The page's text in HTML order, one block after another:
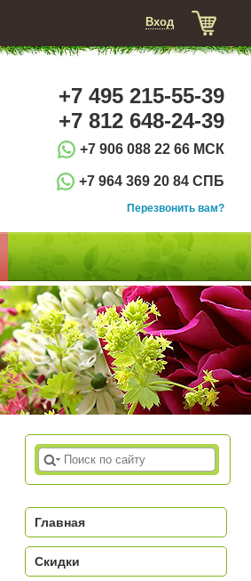
Вход
+7 495 215-55-39
+7 812 648-24-39
+7 906 088 22 66 МСК
+7 964 369 20 84 СПБ
Перезвонить вам?
Главная
Скидки